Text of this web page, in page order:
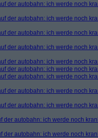
der autobahn: ich werde noch
der autobahn: ich werde noch
der autobahn: ich werde noch
der autobahn: ich werde noch
der autobahn: ich werde noch
der autobahn: ich werde noch
der autobahn: ich werde noch
der autobahn: ich werde noch
der autobahn: ich werde noch
der autobahn: ich werde noch
der autobahn: ich werde noch